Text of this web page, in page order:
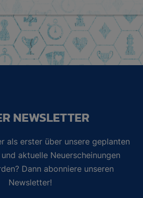
NEWSLETTER
als erster über unsere geplanten
aktuelle Neuerscheinungen
Dann abonniere unseren
Newsletter!